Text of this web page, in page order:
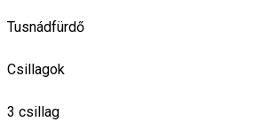
Tusnádfürdő
Csillagok
3 csillag